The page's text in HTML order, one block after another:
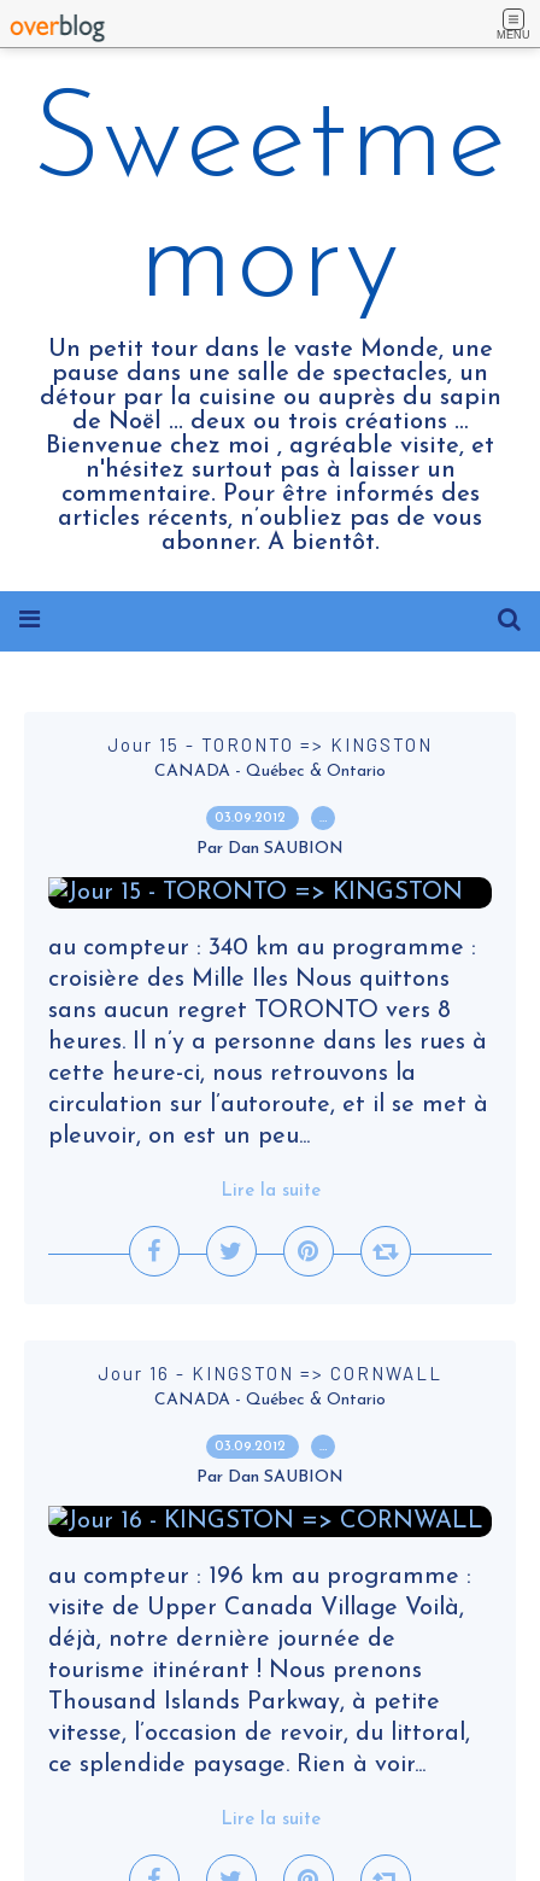
MENU
Sweetme
mory
Un petit tour dans le vaste Monde, une
pause dans une salle de spectacles, un
détour par la cuisine ou auprès du sapin
de Noël ... deux ou trois créations …
Bienvenue chez moi , agréable visite, et
n'hésitez surtout pas à laisser un
commentaire. Pour être informés des
articles récents, n’oubliez pas de vous
abonner. A bientôt.
Jour 15 - TORONTO => KINGSTON
CANADA - Québec & Ontario
03.09.2012 …
Par Dan SAUBION
au compteur : 340 km au programme :
croisière des Mille Iles Nous quittons
sans aucun regret TORONTO vers 8
heures. Il n’y a personne dans les rues à
cette heure-ci, nous retrouvons la
circulation sur l’autoroute, et il se met à
pleuvoir, on est un peu...
Lire la suite
Jour 16 - KINGSTON => CORNWALL
CANADA - Québec & Ontario
03.09.2012 …
Par Dan SAUBION
au compteur : 196 km au programme :
visite de Upper Canada Village Voilà,
déjà, notre dernière journée de
tourisme itinérant ! Nous prenons
Thousand Islands Parkway, à petite
vitesse, l’occasion de revoir, du littoral,
ce splendide paysage. Rien à voir...
Lire la suite